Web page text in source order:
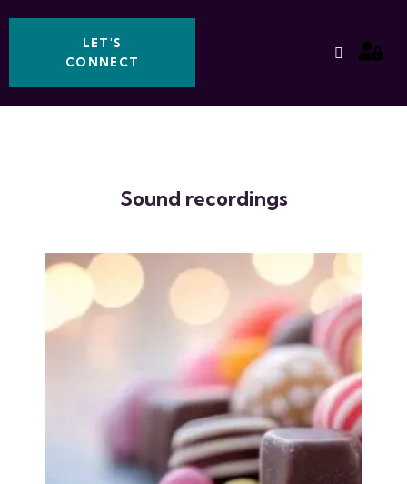
LET'S
CONNECT
Sound recordings